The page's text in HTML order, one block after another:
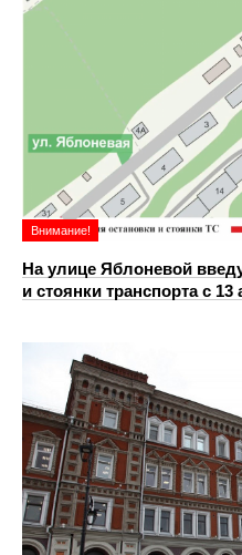
Внимание!
На улице Яблоневой
и стоянки транспорта с 13